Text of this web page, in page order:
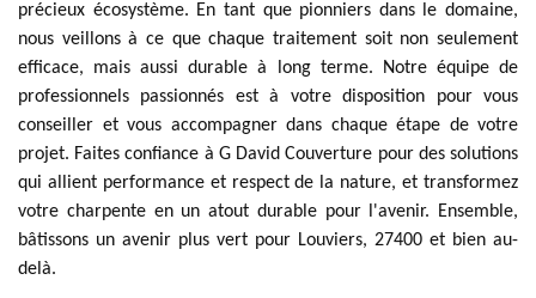
précieux écosystème. En tant que pionniers dans le domaine,
nous veillons à ce que chaque traitement soit non seulement
efficace, mais aussi durable à long terme. Notre équipe de
professionnels passionnés est à votre disposition pour vous
conseiller et vous accompagner dans chaque étape de votre
projet. Faites confiance à G David Couverture pour des solutions
qui allient performance et respect de la nature, et transformez
votre charpente en un atout durable pour l'avenir. Ensemble,
bâtissons un avenir plus vert pour Louviers, 27400 et bien au-
delà.